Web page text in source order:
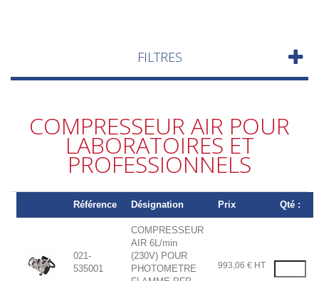
FILTRES
COMPRESSEUR AIR POUR
LABORATOIRES ET
PROFESSIONNELS
Référence Désignation Prix Qté :
021-
535001
COMPRESSEUR
AIR 6L/min
(230V) POUR
PHOTOMETRE
993,06 € HT